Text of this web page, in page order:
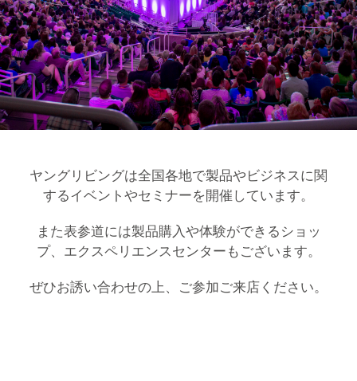
ヤングリビングは全国各地で製品やビジネスに関
するイベントやセミナーを開催しています。
また表参道には製品購入や体験ができるショッ
プ、エクスペリエンスセンターもございます。
ぜひお誘い合わせの上、ご参加ご来店ください。